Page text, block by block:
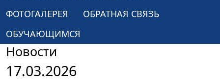
ФОТОГАЛЕРЕЯ
ОБРАТНАЯ СВЯЗЬ
ОБУЧАЮЩИМСЯ
Новости
17.03.2026